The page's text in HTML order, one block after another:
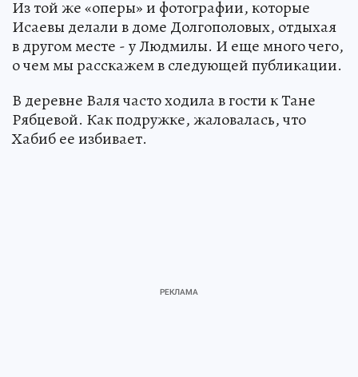
Из той же «оперы» и фотографии, которые
Исаевы делали в доме Долгополовых, отдыхая
в другом месте - у Людмилы. И еще много чего,
о чем мы расскажем в следующей публикации.
В деревне Валя часто ходила в гости к Тане
Рябцевой. Как подружке, жаловалась, что
Хабиб ее избивает.